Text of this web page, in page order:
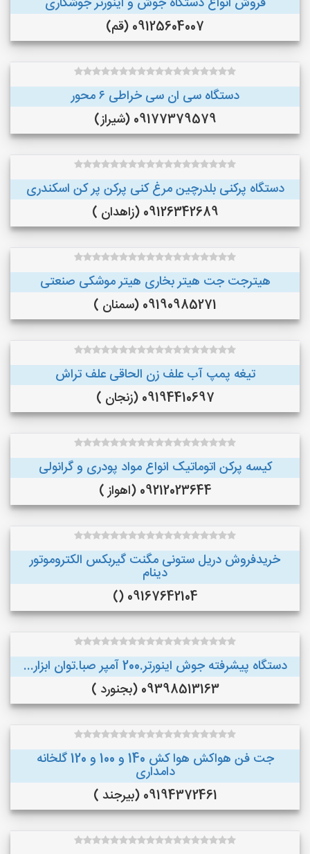
09125604007 (قم)
دستگاه سی ان سی خراطی ۶ محور
09177379579 (شیراز)
دستگاه پرکنی بلدرچین مرغ کنی پرکن پر کن اسکندری
09126342689 (زاهدان )
هیترجت جت هیتر بخاری هیتر موشکی صنعتی
09190985271 (سمنان )
تیغه پمپ آب علف زن الحاقی علف تراش
09194410697 (زنجان )
کیسه پرکن اتوماتیک انواع مواد پودری و گرانولی
09212023644 (اهواز )
خریدفروش دریل ستونی مگنت گیربکس الکتروموتور
دینام
09167642104 ()
دستگاه پیشرفته جوش اینورتر.200 آمپر صبا.توان ابزار...
09398513163 (بجنورد )
جت فن هواکش هوا کش 140 و 100 و 120 گلخانه
دامداری
09194372461 (بیرجند )